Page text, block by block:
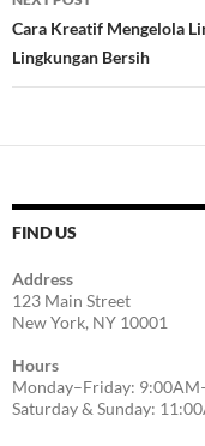
Cara Kreatif Mengelola
Lingkungan Bersih
FIND US
Address
123 Main Street
New York, NY 10001
Hours
Monday–Friday:
Saturday & Sunday: